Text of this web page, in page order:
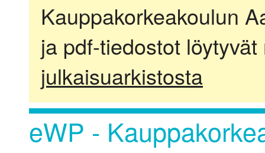
Kauppakorkeakoulun
ja pdf-tiedostot
julkaisuarkistosta
eWP -